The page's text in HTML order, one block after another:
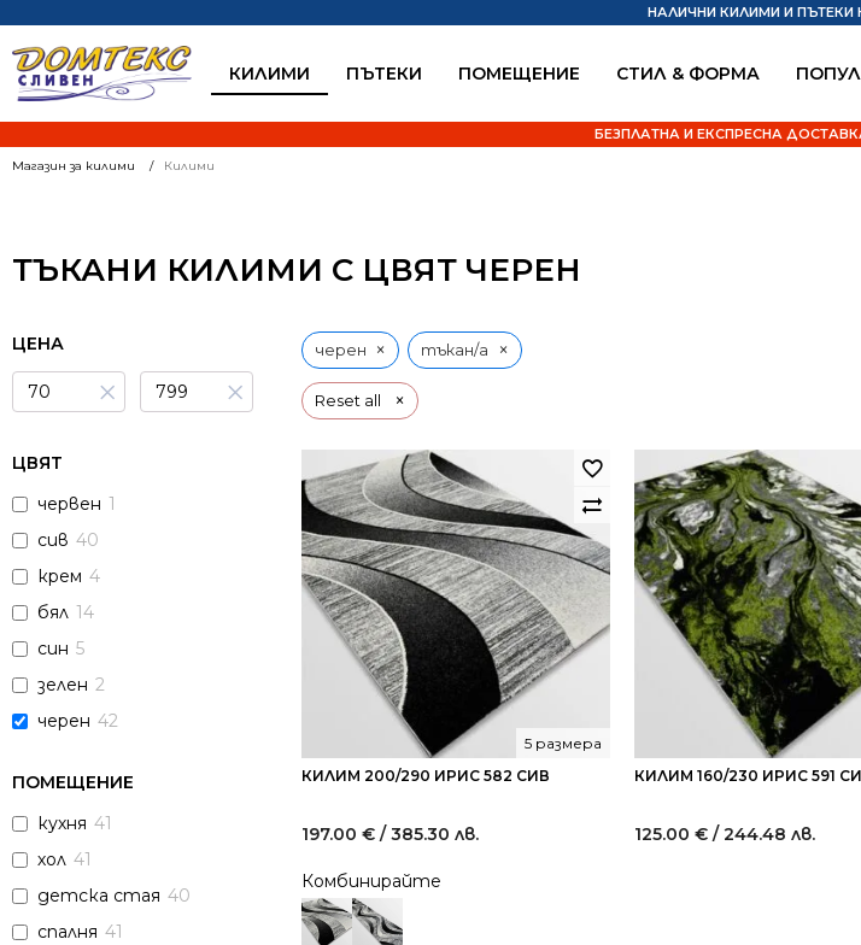
КИЛИМИ ПЪТЕКИ ПОМЕЩЕНИЕ СТИЛ & ФОРМА
НАЛИЧНИ КИЛИМИ И ПЪТЕКИ
БЕЗПЛАТНА И ЕКСПРЕСНА
Магазин за килими Килими
ТЪКАНИ КИЛИМИ С ЦВЯТ ЧЕРЕН
ЦЕНА
× ×
ЦВЯТ
червен 1
сив 40
крем 4
бял 14
син 5
зелен 2
черен 42
ПОМЕЩЕНИЕ
кухня 41
хол 41
детска стая 40
спалня 41
Reset all ×
черен × тъкан/а ×
КИЛИМ 200/290 ИРИС 582 СИВ
5 размера
197.00 € / 385.30 лв.
Комбинирайте
КИЛИМ 160/230 ИРИС 591
125.00 € / 244.48 лв.